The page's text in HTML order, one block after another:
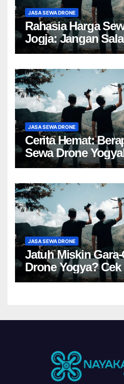
JASA SEWA DRONE
Rahasia Harga
Jogja: Jangan
JASA SEWA DRONE
Cerita Hemat:
Sewa Drone
JASA SEWA DRONE
Jatuh Miskin
Drone Yogya?